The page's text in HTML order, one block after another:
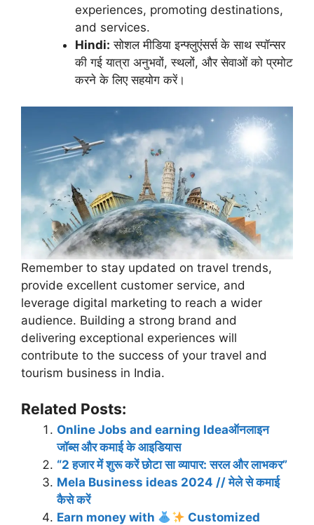
experiences, promoting destinations,
and services.
Hindi: सोशल मीडिया इन्फ्लुएंसर्स के साथ स्पॉन्सर
की गई यात्रा अनुभवों, स्थलों, और सेवाओं को प्रमोट
करने के लिए सहयोग करें।
Remember to stay updated on travel trends,
provide excellent customer service, and
leverage digital marketing to reach a wider
audience. Building a strong brand and
delivering exceptional experiences will
contribute to the success of your travel and
tourism business in India.
Related Posts:
Online Jobs and earning Ideaऑनलाइन
जॉब्स और कमाई के आइडियास
“2 हजार में शुरू करें छोटा सा व्यापार: सरल और लाभकर”
Mela Business ideas 2024 // मेले से कमाई
कैसे करें
Earn money with
Customized